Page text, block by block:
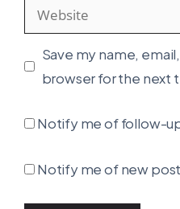
Website
Save my name,
browser for the next
Notify me of follow-
Notify me of new